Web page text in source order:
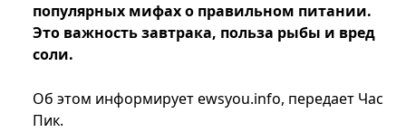
популярных мифах о правильном питании.
Это важность завтрака, польза рыбы и вред
соли.
Об этом информирует ewsyou.info, передает Час
Пик.